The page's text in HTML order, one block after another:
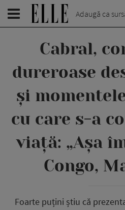
Adaugă ca
Cabral,
dureroase
și
cu care s-a
viață: „Așa
Congo,
Foarte puțini știu că